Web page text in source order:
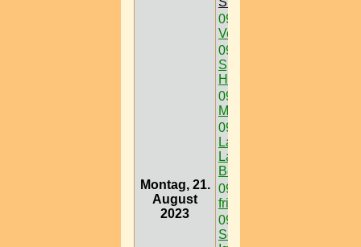
Montag, 21.
August
2023
09:00
Volee
09:00
Spanischen
Hofreitschule
09:00
Museum / Hermesvilla
09:00
Lainzer Tiergarten @
Lainzer Tor > W < 13
Bez
09:00
frischer Wind am See
09:00
Schneedorf - das 1.